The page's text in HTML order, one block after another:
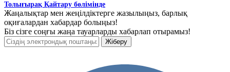
Толығырақ Қайтару бөлімінде
Жаңалықтар мен жеңілдіктерге жазылыңыз, барлық
оқиғалардан хабардар болыңыз!
Біз сізге соңғы жаңа тауарларды хабарлап отырамыз!